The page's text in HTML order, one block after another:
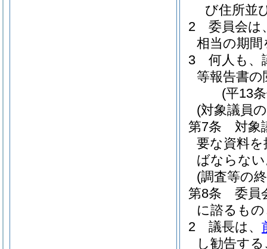
び住所並
2
委員会は
相当の期
3
何人も、
等報告書
(平13
(対象議員
第7条
対象
要な資料
ばならな
(調査等の
第8条
委員
に諮るも
2
議長は、
し勧告す